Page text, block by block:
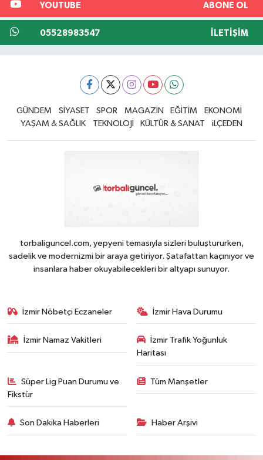
YOUTUBE ABONE OL
05528983547 İLETIŞIM
GÜNDEM SİYASET SPOR MAGAZİN EĞİTİM
EKONOMİ
YAŞAM & SAĞLIK
TEKNOLOJİ KÜLTÜR & SANAT iLÇEDEN
torbaliguncel.com, yepyeni temasıyla sizleri buluştururken,
sadelik ve modernizmi bir araya getiriyor. Şatafattan kaçınıyor ve
insanlara haber okuyabilecekleri bir altyapı sunuyor.
İzmir Nöbetçi Eczaneler İzmir Hava Durumu
İzmir Namaz Vakitleri
İzmir Trafik Yoğunluk
Haritası
Süper Lig Puan Durumu ve
Fikstür
Tüm Manşetler
Son Dakika Haberleri Haber Arşivi